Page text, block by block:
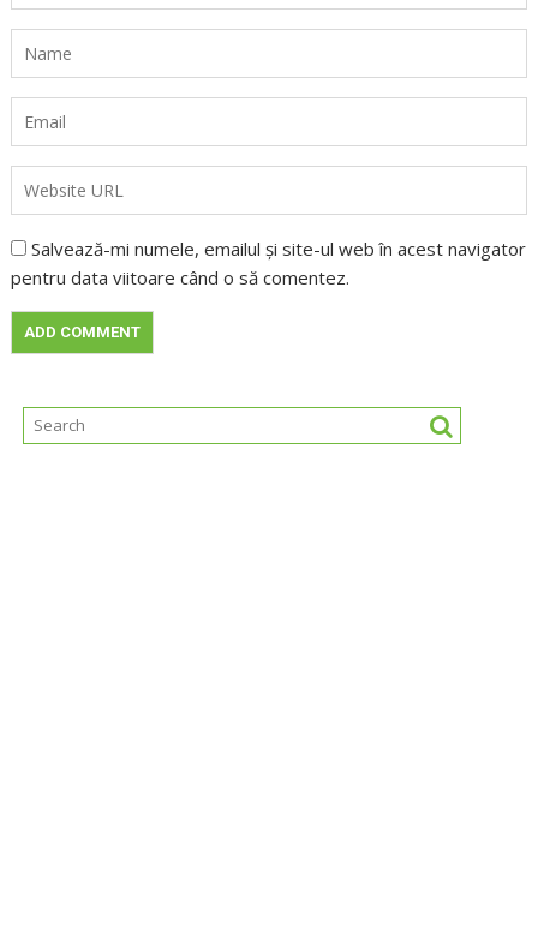
Salvează-mi numele, emailul și site-ul web în acest navigator
pentru data viitoare când o să comentez.